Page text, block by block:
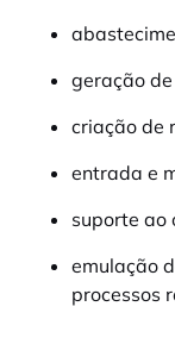
geração
criação de
entrada e
suporte ao
emulação
processos